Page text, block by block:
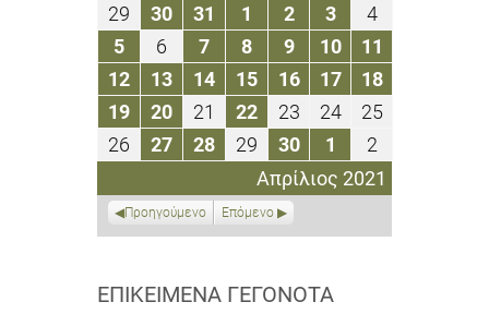
Απρίλιος 2021
29
Μαρτίου
2021
3030
Μαρτίου
2021
31
Μαρτίου
2021
1
Απριλίου
2021
22
Απριλίου
2021
33
Απριλίου
2021
44
Απριλίου
2021
55
Απριλίου
2021
6
Απριλίου
2021
77
Απριλίου
2021
88
Απριλίου
2021
99
Απριλίου
2021
1010
Απριλίου
2021
11
Απριλίου
2021
1212
Απριλίου
2021
1313
Απριλίου
2021
1414
Απριλίου
2021
1515
Απριλίου
2021
1616
Απριλίου
2021
1717
Απριλίου
2021
1818
Απριλίου
2021
1919
Απριλίου
2021
2020
Απριλίου
2021
21
Απριλίου
2021
2222
Απριλίου
2021
2323
Απριλίου
2021
2424
Απριλίου
2021
2525
2021
26
Απριλίου
2727
Απριλίου
2828
Απριλίου
2021
29
Απριλίου
2021
3030
Απριλίου
2021
1
Μαΐου
2021
22
Μαΐου
2021
Προηγούμενο Επόμενο
ΕΠΙΚΕΊΜΕΝΑ ΓΕΓΟΝΌΤΑ